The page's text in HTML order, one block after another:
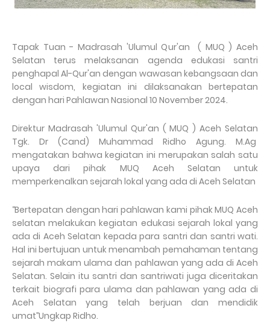
Tapak Tuan - Madrasah 'Ulumul Qur'an ( MUQ ) Aceh
Selatan terus melaksanan agenda edukasi santri
penghapal Al-Qur'an dengan wawasan kebangsaan dan
local wisdom, kegiatan ini dilaksanakan bertepatan
dengan hari Pahlawan Nasional 10 November 2024.
Direktur Madrasah 'Ulumul Qur'an ( MUQ ) Aceh Selatan
Tgk. Dr (Cand) Muhammad Ridho Agung. M.Ag
mengatakan bahwa kegiatan ini merupakan salah satu
upaya dari pihak MUQ Aceh Selatan untuk
memperkenalkan sejarah lokal yang ada di Aceh Selatan
‘‘Bertepatan dengan hari pahlawan kami pihak MUQ Aceh
selatan melakukan kegiatan edukasi sejarah lokal yang
ada di Aceh Selatan kepada para santri dan santri wati.
Hal ini bertujuan untuk menambah pemahaman tentang
sejarah makam ulama dan pahlawan yang ada di Aceh
Selatan. Selain itu santri dan santriwati juga diceritakan
terkait biografi para ulama dan pahlawan yang ada di
Aceh Selatan yang telah berjuan dan mendidik
umat’’Ungkap Ridho.